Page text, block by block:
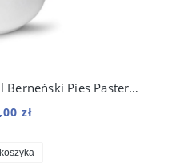
Kubek do kawy 250 ml Berneński Pies Pasterski Kosmo
zł